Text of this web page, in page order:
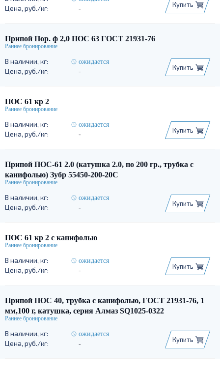
-
Купить
Припой Пор. ф 2,0 ПОС 63 ГОСТ 21931-76
ожидается
-
Купить
ПОС 61 кр 2
ожидается
-
Купить
Припой ПОС-61 2.0 (катушка 2.0, по 200 гр., трубка с
канифолью) Зубр 55450-200-20С
ожидается
-
Купить
ПОС 61 кр 2 с канифолью
ожидается
-
Купить
Припой ПОС 40, трубка с канифолью, ГОСТ 21931-76, 1
мм,100 г, катушка, серия Алмаз SQ1025-0322
ожидается
-
Купить